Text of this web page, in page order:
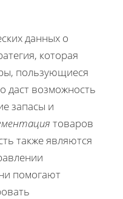
данных о
которая
пользующиеся
даст возможность
запасы и
товаров
также являются
помогают